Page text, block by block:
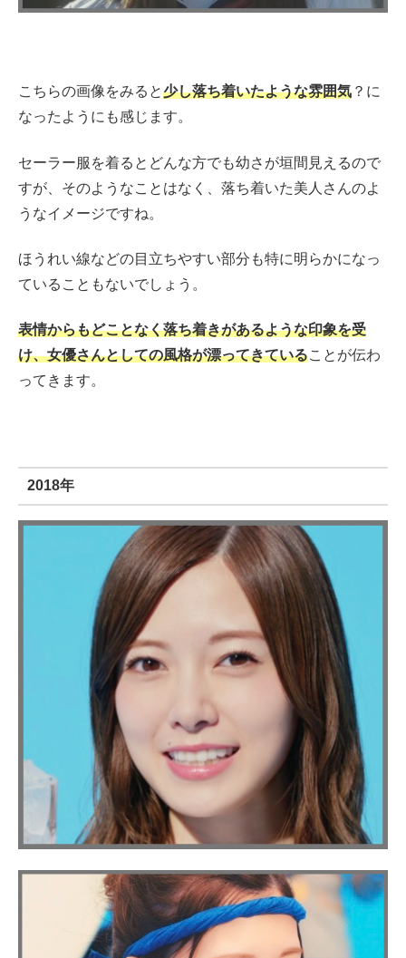
こちらの画像をみると少し落ち着いたような雰囲気 ？に
なったようにも感じます。
セーラー服を着るとどんな方でも幼さが垣間見えるので
すが、そのようなことはなく、落ち着いた美人さんのよ
うなイメージですね。
ほうれい線などの目立ちやすい部分も特に明らかになっ
ていることもないでしょう。
表情からもどことなく落ち着きがあるような印象を受
け、女優さんとしての風格が漂ってきていることが伝わ
ってきます。
2018年